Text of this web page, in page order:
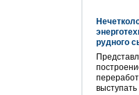
рудного